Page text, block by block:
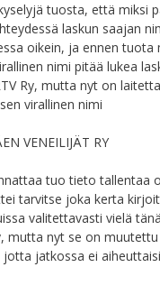
tuosta, että miksi
laskun saajan
oikein, ja ennen tuota
nimi pitää lukea
Ry, mutta nyt on
virallinen nimi
VENEILIJÄT RY
tuo tieto tallentaa
tarvitse joka kerta
valitettavasti vielä
mutta nyt se on
jatkossa ei